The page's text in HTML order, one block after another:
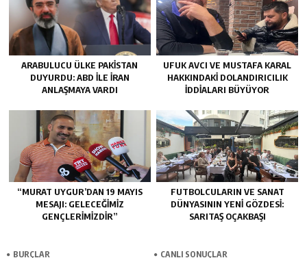
ARABULUCU ÜLKE PAKISTAN
DUYURDU: ABD ILE İRAN
ANLAŞMAYA VARDI
UFUK AVCI VE MUSTAFA KARAL
HAKKINDAKI DOLANDIRICILIK
İDDIALARI BÜYÜYOR
“MURAT UYGUR’DAN 19 MAYIS
MESAJI: GELECEĞIMIZ
GENÇLERIMIZDIR”
FUTBOLCULARIN VE SANAT
DÜNYASININ YENI GÖZDESI:
SARITAŞ OÇAKBAŞI
BURÇLAR CANLI SONUÇLAR